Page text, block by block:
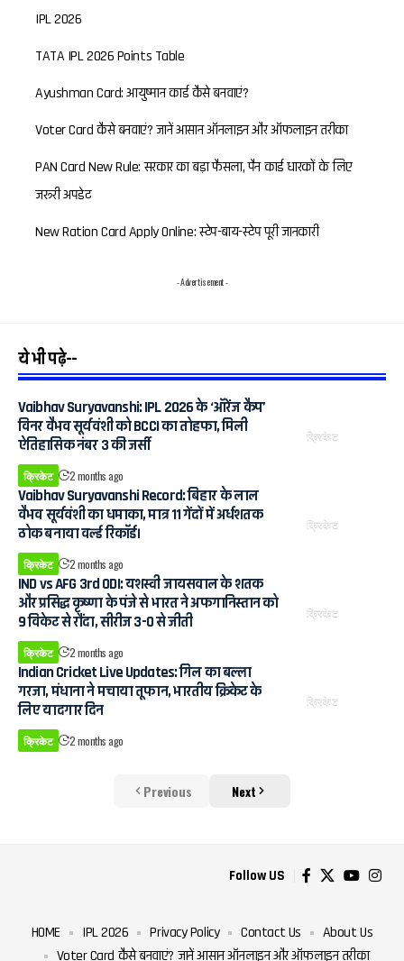
IPL 2026
TATA IPL 2026 Points Table
Ayushman Card: आयुष्मान कार्ड कैसे बनवाएं?
Voter Card कैसे बनवाएं? जानें आसान ऑनलाइन और ऑफलाइन तरीका
PAN Card New Rule: सरकार का बड़ा फैसला, पैन कार्ड धारकों के लिए
जरूरी अपडेट
New Ration Card Apply Online: स्टेप-बाय-स्टेप पूरी जानकारी
- Advertisement -
ये भी पढ़े--
क्रिकेट
Vaibhav Suryavanshi: IPL 2026 के ‘ऑरेंज कैप’
विनर वैभव सूर्यवंशी को BCCI का तोहफा, मिली
ऐतिहासिक नंबर 3 की जर्सी
क्रिकेट 2 months ago
क्रिकेट
Vaibhav Suryavanshi Record: बिहार के लाल
वैभव सूर्यवंशी का धमाका, मात्र 11 गेंदों में अर्धशतक
ठोक बनाया वर्ल्ड रिकॉर्ड।
क्रिकेट 2 months ago
क्रिकेट
IND vs AFG 3rd ODI: यशस्वी जायसवाल के शतक
और प्रसिद्ध कृष्णा के पंजे से भारत ने अफगानिस्तान को
9 विकेट से रौंदा, सीरीज 3-0 से जीती
क्रिकेट 2 months ago
क्रिकेट
Indian Cricket Live Updates: गिल का बल्ला
गरजा, मंधाना ने मचाया तूफान, भारतीय क्रिकेट के
लिए यादगार दिन
क्रिकेट 2 months ago
Previous Next
Follow US
HOME IPL 2026 Privacy Policy Contact Us
About Us
Voter Card कैसे बनवाएं? जानें आसान ऑनलाइन और ऑफलाइन तरीका